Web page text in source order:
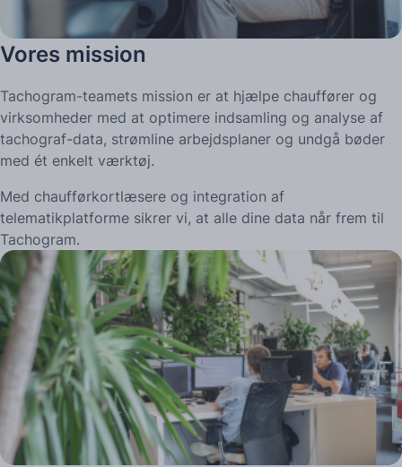
Vores mission
Tachogram-teamets mission er at hjælpe chauffører og
virksomheder med at optimere indsamling og analyse af
tachograf-data, strømline arbejdsplaner og undgå bøder
med ét enkelt værktøj.
Med chaufførkortlæsere og integration af
telematikplatforme sikrer vi, at alle dine data når frem til
Tachogram.